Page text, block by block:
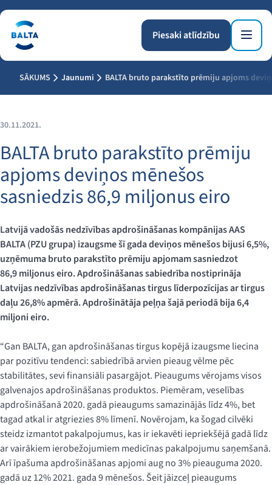
Piesaki atlīdzību
SĀKUMS Jaunumi BALTA bruto parakstīto prēmiju apjoms
30.11.2021.
BALTA bruto parakstīto prēmiju
apjoms deviņos mēnešos
sasniedzis 86,9 miljonus eiro
Latvijā vadošās nedzīvības apdrošināšanas kompānijas AAS
BALTA (PZU grupa) izaugsme šī gada deviņos mēnešos bijusi 6,5%,
uzņēmuma bruto parakstīto prēmiju apjomam sasniedzot
86,9 miljonus eiro. Apdrošināšanas sabiedrība nostiprināja
Latvijas nedzīvības apdrošināšanas tirgus līderpozīcijas ar tirgus
daļu 26,8% apmērā. Apdrošinātāja peļņa šajā periodā bija 6,4
miljoni eiro.
“Gan BALTA, gan apdrošināšanas tirgus kopējā izaugsme liecina
par pozitīvu tendenci: sabiedrībā arvien pieaug vēlme pēc
stabilitātes, sevi finansiāli pasargājot. Pieaugums vērojams visos
galvenajos apdrošināšanas produktos. Piemēram, veselības
apdrošināšanā 2020. gadā pieaugums samazinājās līdz 4%, bet
tagad atkal ir atgriezies 8% līmenī. Novērojam, ka šogad cilvēki
steidz izmantot pakalpojumus, kas ir iekavēti iepriekšējā gadā līdz
ar vairākiem ierobežojumiem medicīnas pakalpojumu saņemšanā.
Arī īpašuma apdrošināšanas apjomi aug no 3% pieauguma 2020.
gadā uz 12% 2021. gada 9 mēnešos. Šeit jāizceļ pieaugums